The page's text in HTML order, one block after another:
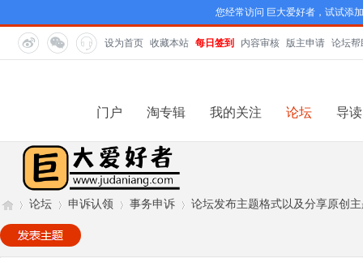
您经常访问 巨大爱好者，试试添
设为首页 收藏本站 每日签到 内容审核 版主申请 论坛帮
门户 淘专辑 我的关注 论坛 导读
论坛 申诉认领 事务申诉 论坛发布主题格式以及分享原创